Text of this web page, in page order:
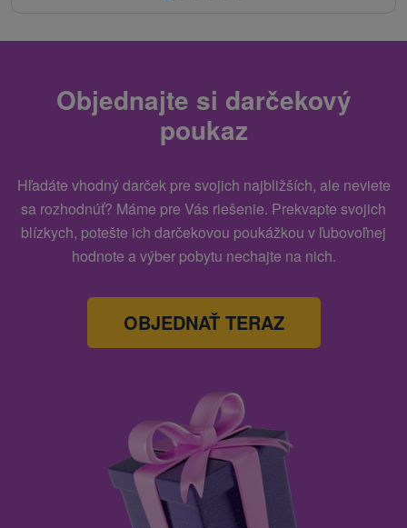
Objednajte si darčekový
poukaz
Hľadáte vhodný darček pre svojich najbližších, ale neviete
sa rozhodnúť? Máme pre Vás riešenie. Prekvapte svojich
blízkych, potešte ich darčekovou poukážkou v ľubovoľnej
hodnote a výber pobytu nechajte na nich.
OBJEDNAŤ TERAZ